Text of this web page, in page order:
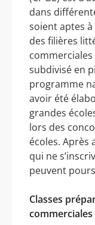
dans
soient aptes
des filières
subdivisé en
programme
avoir été
grandes
lors des
écoles. Après
qui ne
peuvent
Classes
commerciales